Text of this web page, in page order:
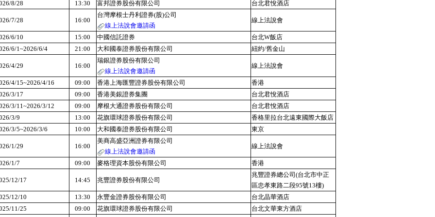
8/28
13:30 富邦證券股份有限公司 台北君悅酒店
7/28 16:00
台灣摩根士丹利證券(股)公司
線上法說會邀請函
線上法說會
6/10 15:00 中國信託證券
台北W飯店
6/1~2026/6/4
21:00 大和國泰證券股份有限公司 紐約/舊金山
4/29 16:00
瑞銀證券股份有限公司
線上法說會邀請函
線上法說會
4/15~2026/4/16 09:00 香港上海匯豐證券股份有限公司
香港
3/17
09:00 香港美銀證券集團
台北君悅酒店
3/11~2026/3/12
09:00 摩根大通證券股份有限公司
台北君悅酒店
3/9
13:00 花旗環球證券股份有限公司
香格里拉台北遠東國際大飯店
3/5~2026/3/6
10:00 大和國泰證券股份有限公司 東京
1/29 16:00
美商高盛亞洲證券有限公司
線上法說會邀請函
線上法說會
1/7 09:00 麥格理資本股份有限公司 香港
12/17 14:45 兆豐證券股份有限公司
兆豐證券總公司(台北市中正
區忠孝東路二段95號13樓)
12/10
13:30 永豐金證券股份有限公司
台北晶華酒店
11/25
09:00 花旗環球證券股份有限公司
台北文華東方酒店